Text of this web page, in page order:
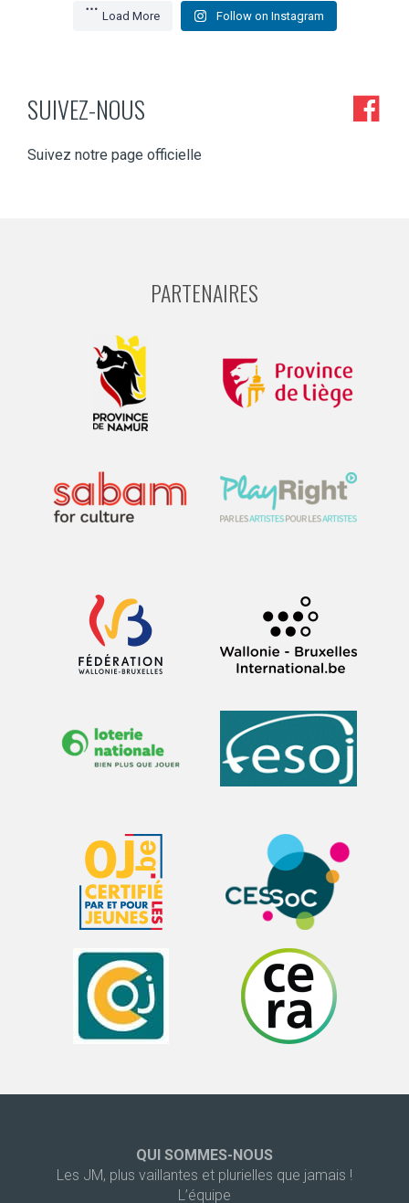
Load More Follow on Instagram
SUIVEZ-NOUS
Suivez notre page officielle
PARTENAIRES
QUI SOMMES-NOUS
Les JM, plus vaillantes et plurielles que jamais !
L’équipe